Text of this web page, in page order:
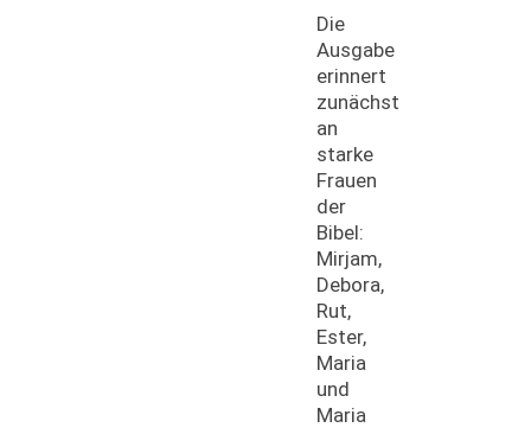
Die
Ausgabe
erinnert
zunächst
an
starke
Frauen
der
Bibel:
Mirjam,
Debora,
Rut,
Ester,
Maria
und
Maria